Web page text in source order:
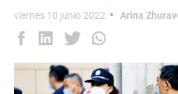
viernes 10 junio 2022 Arina